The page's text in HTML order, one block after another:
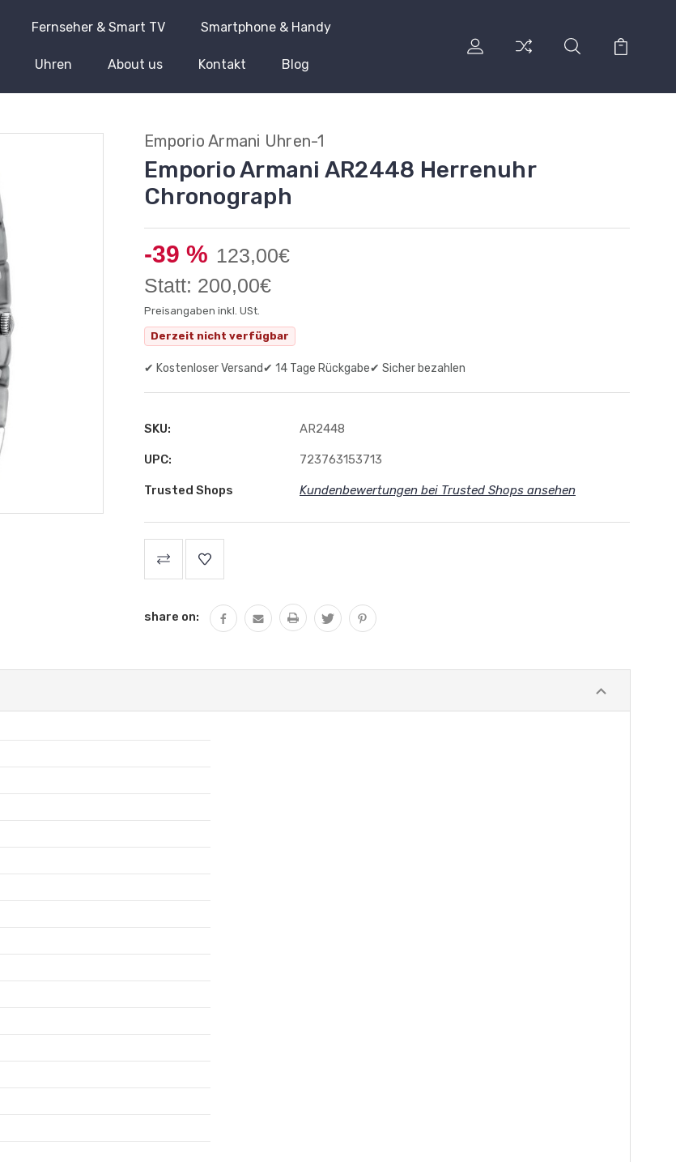
Fernseher & Smart TV Smartphone & Handy
Uhren About us Kontakt Blog
Emporio Armani Uhren-1
Emporio Armani AR2448 Herrenuhr
Chronograph
-39 % 123,00€
Statt: 200,00€
Preisangaben inkl. USt.
Derzeit nicht verfügbar
✔ Kostenloser Versand✔ 14 Tage Rückgabe✔ Sicher bezahlen
SKU: AR2448
UPC: 723763153713
Trusted Shops Kundenbewertungen bei Trusted Shops ansehen
share on: